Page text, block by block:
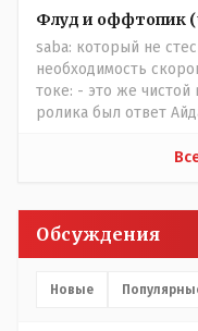
сносить пожалуйста
вот господин
бы по историческим
ликвидировано в
Флуд и оффтопик
saba: который не
необходимость
токе: - это же
ролика был ответ
просто напросто -
видимость ИНТРИГИ
НАКАЛ - и тот и этот
- идёт СКУЧНАЯ и
Обсуждения
Новые